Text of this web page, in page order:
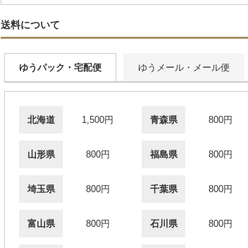
送料について
ゆうパック・宅配便 ゆうメール・メール便
北海道 1,500円 青森県 800円
山形県 800円 福島県 800円
埼玉県 800円 千葉県 800円
富山県 800円 石川県 800円